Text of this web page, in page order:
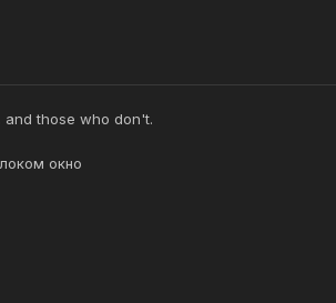
and those who don't.
окно